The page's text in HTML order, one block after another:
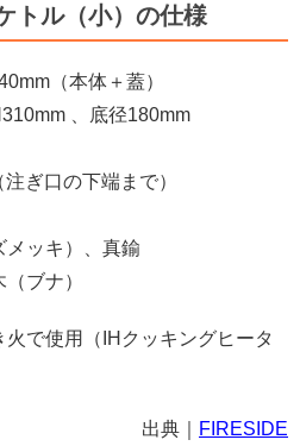
トル（小）の仕様
（本体＋蓋）
、底径180mm
ぎ口の下端まで）
メッキ）、真鍮
ブナ）
火で使用（IHクッキングヒータ
出典｜ FIRESIDE